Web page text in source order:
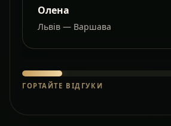
Олена
Львів — Варшава
ГОРТАЙТЕ ВІДГУКИ